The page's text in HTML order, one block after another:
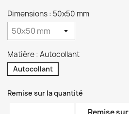
Dimensions : 50x50 mm
Matière : Autocollant
Autocollant
Remise sur la quantité